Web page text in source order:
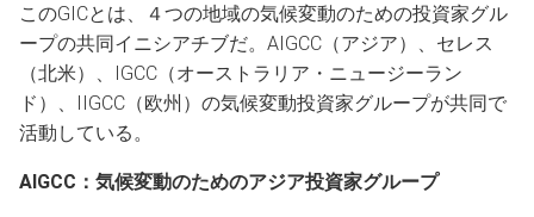
このGICとは、４つの地域の気候変動のための投資家グル
ープの共同イニシアチブだ。AIGCC（アジア）、セレス
（北米）、IGCC（オーストラリア・ニュージーラン
ド）、IIGCC（欧州）の気候変動投資家グループが共同で
活動している。
AIGCC：気候変動のためのアジア投資家グループ